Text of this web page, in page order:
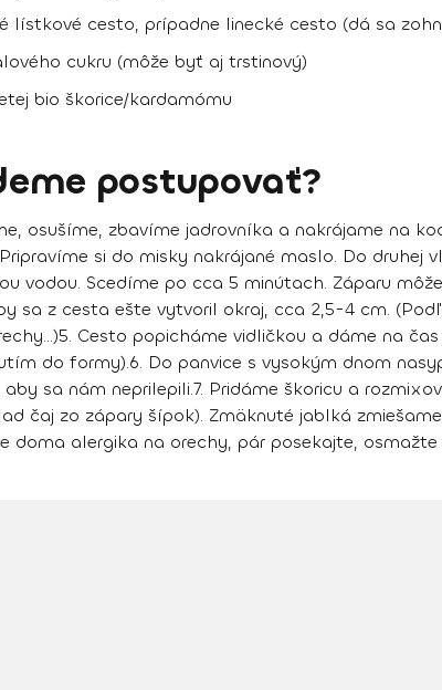
lístkové cesto, prípadne linecké cesto (dá sa
cukru (môže byť aj trstinový)
bio škorice/kardamómu
postupovať?
osušíme, zbavíme jadrovníka a nakrájame na
si do misky nakrájané maslo. Do
vodou. Scedíme po cca 5 minútach. Záparu
sa z cesta ešte vytvoril okraj, cca 2,5-4 cm.
5. Cesto popicháme vidličkou a dáme na
do formy).6. Do panvice s vysokým dnom
sa nám neprilepili.7. Pridáme škoricu a
čaj zo zápary šípok). Zmäknuté jablká
doma alergika na orechy, pár posekajte,